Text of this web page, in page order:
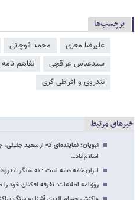
برچسب‌ها
عليرضا معزی محمد قوچانی
سیدعباس عراقچی
تفاهم نامه
تندروی و افراطی گری
خبرهای مرتبط
نبویان؛ نماینده‌ای که از سعید
اسلام‌آباد…
ایران خانه همه است ؛ نه سنگر
روزنامه اطلاعات: تفرقه افکنان خود